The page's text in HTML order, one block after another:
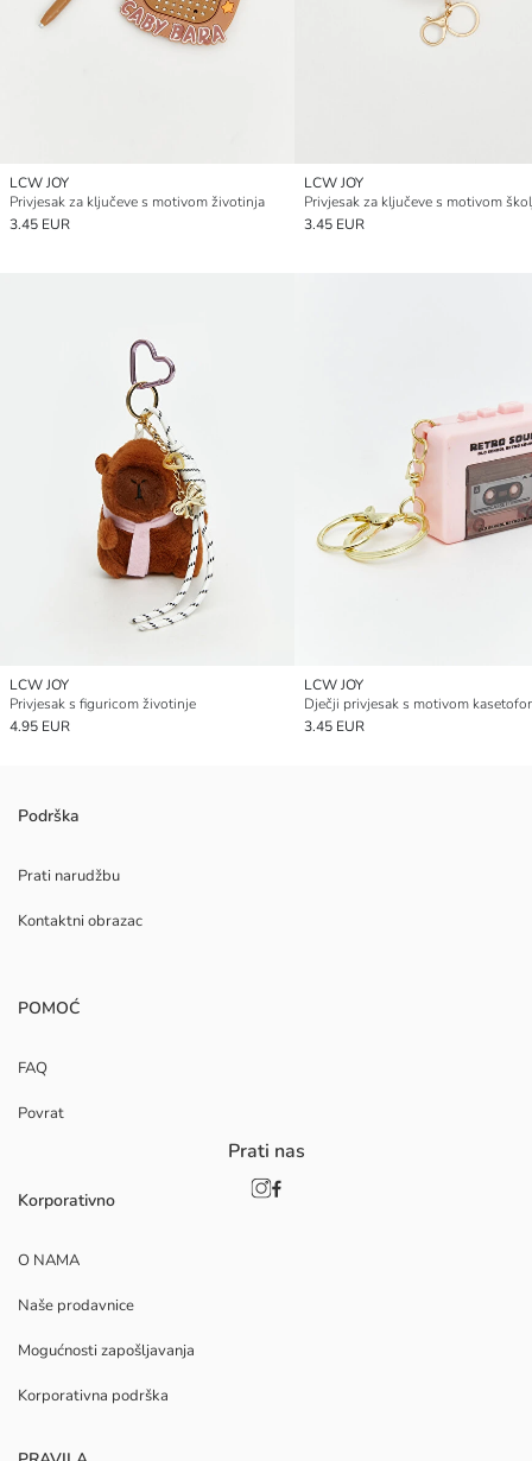
LCW JOY
Privjesak za ključeve s motivom životinja
3.45 EUR
LCW JOY
Privjesak za ključeve s motivom
3.45 EUR
LCW JOY
Privjesak s figuricom životinje
4.95 EUR
LCW JOY
Dječji privjesak s motivom
3.45 EUR
Podrška
Prati narudžbu
Kontaktni obrazac
POMOĆ
FAQ
Povrat
Korporativno
O NAMA
Naše prodavnice
Mogućnosti zapošljavanja
Korporativna podrška
Prati nas